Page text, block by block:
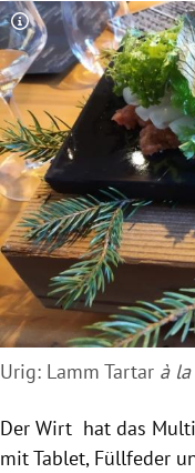
Copyright-Hinweis
Urig: Lamm Tartar à la
Der Wirt hat das
mit Tablet, Füllfeder